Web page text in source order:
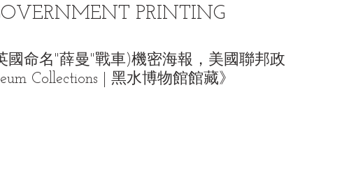
PRINTING
國命名"薛曼"戰車)機密海報，美國聯邦政
Collections | 黑水博物館館藏》